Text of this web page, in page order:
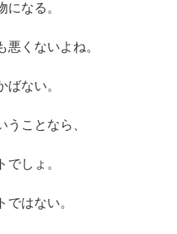
なる。
悪くないよね。
ない。
ことなら、
でしょ。
はない。